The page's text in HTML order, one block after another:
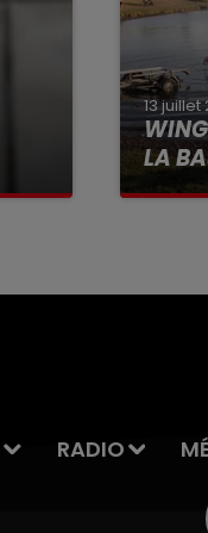
13 juillet
LA
La
RADIO